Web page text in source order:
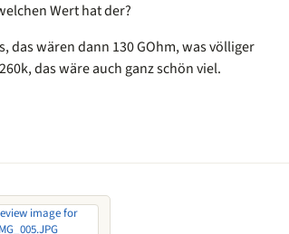
Wert hat der?
das wären dann 130 GOhm, was völliger
das wäre auch ganz schön viel.